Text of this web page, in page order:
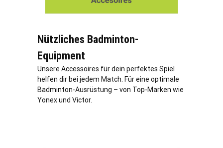
Nützliches Badminton-
Equipment
Unsere Accessoires für dein perfektes Spiel
helfen dir bei jedem Match. Für eine optimale
Badminton-Ausrüstung – von Top-Marken wie
Yonex und Victor.